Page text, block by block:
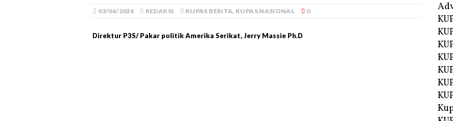
03/06/2026 REDAKSI KUPAS BERITA, KUPAS NASIONAL 0
Direktur P3S/ Pakar politik Amerika Serikat, Jerry Massie Ph.D